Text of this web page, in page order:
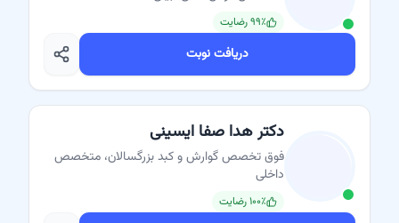
۹۹٪ رضایت
دریافت نوبت
دکتر هدا صفا ایسینی
فوق تخصص گوارش و کبد بزرگسالان، متخصص
داخلی
۱۰۰٪ رضایت